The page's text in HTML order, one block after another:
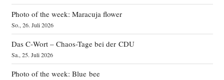
Photo of the week: Maracuja flower
So., 26. Juli 2026
Das C‑Wort – Chaos-Tage bei der CDU
Sa., 25. Juli 2026
Photo of the week: Blue bee